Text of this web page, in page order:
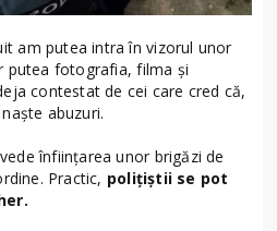
am putea intra în vizorul unor
putea fotografia, filma şi
contestat de cei care cred că,
abuzuri.
înfiinţarea unor brigăzi de
Practic, poliţiştii se pot